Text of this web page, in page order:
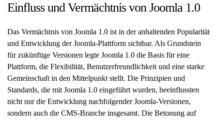
Einfluss und Vermächtnis von Joomla 1.0
Das Vermächtnis von Joomla 1.0 ist in der anhaltenden Popularität
und Entwicklung der Joomla-Plattform sichtbar. Als Grundstein
für zukünftige Versionen legte Joomla 1.0 die Basis für eine
Plattform, die Flexibilität, Benutzerfreundlichkeit und eine starke
Gemeinschaft in den Mittelpunkt stellt. Die Prinzipien und
Standards, die mit Joomla 1.0 eingeführt wurden, beeinflussten
nicht nur die Entwicklung nachfolgender Joomla-Versionen,
sondern auch die CMS-Branche insgesamt. Die Betonung auf